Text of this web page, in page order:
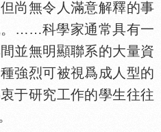
尚無令人滿意解釋的事
。……科學家通常具有一
並無明顯聯系的大量資
強烈可被視爲成人型的
于研究工作的學生往往